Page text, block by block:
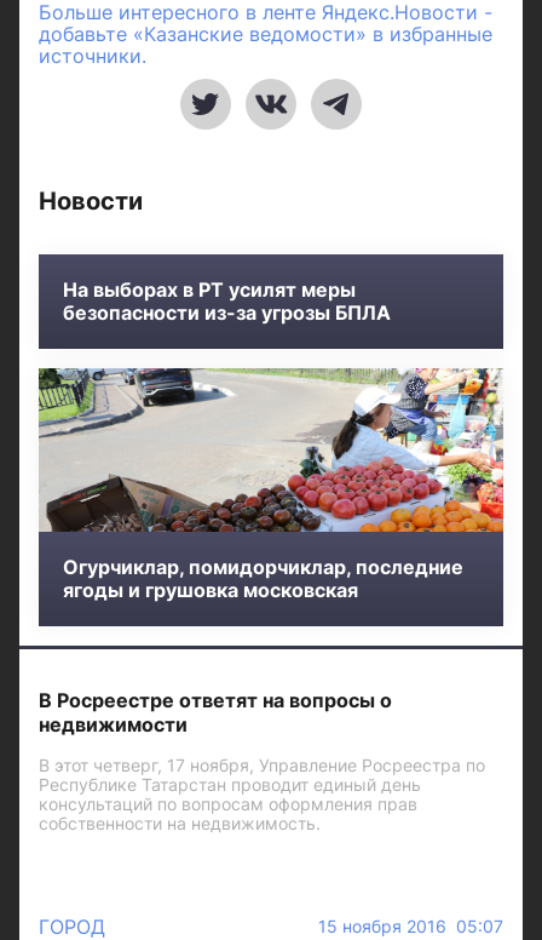
Больше интересного в ленте Яндекс.Новости -
добавьте «Казанские ведомости» в избранные
источники.
Новости
На выборах в РТ усилят меры
безопасности из-за угрозы БПЛА
Огурчиклар, помидорчиклар, последние
ягоды и грушовка московская
В Росреестре ответят на вопросы о
недвижимости
В этот четверг, 17 ноября, Управление Росреестра по
Республике Татарстан проводит единый день
консультаций по вопросам оформления прав
собственности на недвижимость.
ГОРОД 15 ноября 2016 05:07